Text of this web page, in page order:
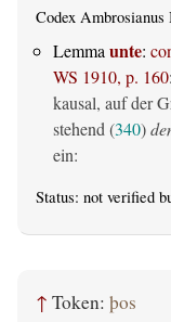
Codex Ambrosianus
Lemma unte:
WS 1910, p. 160:
kausal, auf der
stehend (340)
ein:
Status: not verified
↑ Token: þos